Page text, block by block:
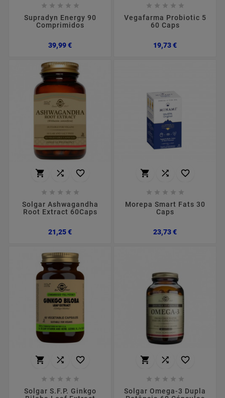
    
Supradyn Energy 90
Comprimidos
39,99 €Preço
    
Vegafarma Probiotic 5
60 Caps
19,73 €Preço
  
    
Solgar Ashwagandha
Root Extract 60Caps
21,25 €Preço
  
    
Morepa Smart Fats 30
Caps
23,73 €Preço
  
    
Solgar S.F.P. Ginkgo
  
    
Solgar Omega-3 Dupla